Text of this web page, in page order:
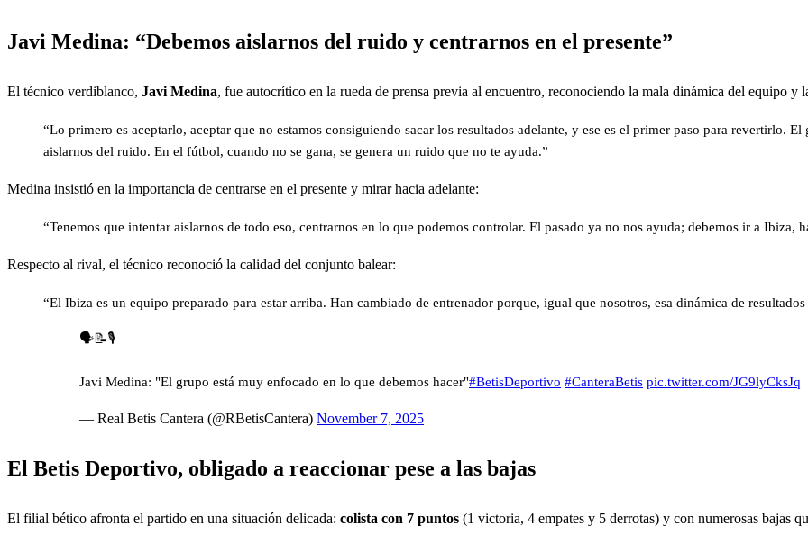
Javi Medina: “Debemos aislarnos del ruido y centrarnos en el presente”
El técnico verdiblanco, Javi Medina, fue autocrítico en la rueda de prensa previa al encuentro, reconociendo la mala dinámica del equipo y
“Lo primero es aceptarlo, aceptar que no estamos consiguiendo sacar los resultados adelante, y ese es el primer paso para revertirlo.
aislarnos del ruido. En el fútbol, cuando no se gana, se genera un ruido que no te ayuda.”
Medina insistió en la importancia de centrarse en el presente y mirar hacia adelante:
“Tenemos que intentar aislarnos de todo eso, centrarnos en lo que podemos controlar. El pasado ya no nos ayuda; debemos ir a Ibiza,
Respecto al rival, el técnico reconoció la calidad del conjunto balear:
“El Ibiza es un equipo preparado para estar arriba. Han cambiado de entrenador porque, igual que nosotros, esa dinámica de
🗣️📝🎙️
Javi Medina: "El grupo está muy enfocado en lo que debemos hacer"#BetisDeportivo #CanteraBetis pic.twitter.com/JG9lyCksJq
— Real Betis Cantera (@RBetisCantera) November 7, 2025
El Betis Deportivo, obligado a reaccionar pese a las bajas
El filial bético afronta el partido en una situación delicada: colista con 7 puntos (1 victoria, 4 empates y 5 derrotas) y con numerosas bajas